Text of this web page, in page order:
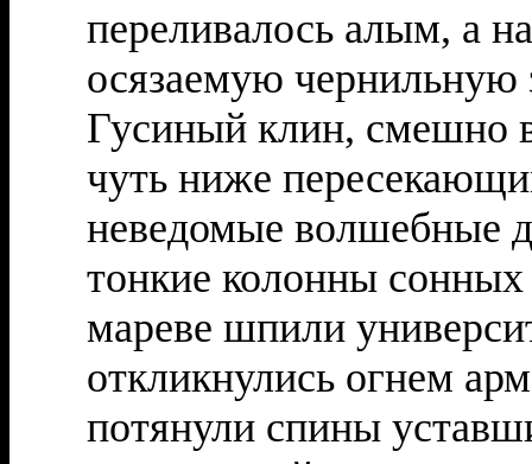
переливалось алым, а
осязаемую чернильную
Гусиный клин, смешно
чуть ниже
неведомые волшебные
тонкие колонны
мареве шпили
откликнулись огнем
потянули спины